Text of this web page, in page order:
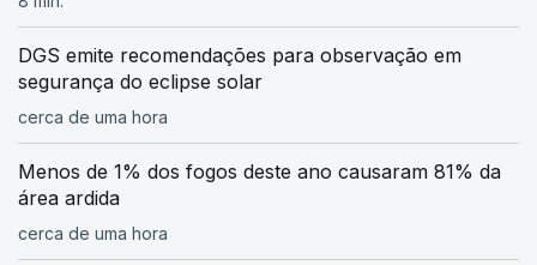
DGS emite recomendações para observação em
segurança do eclipse solar
cerca de uma hora
Menos de 1% dos fogos deste ano causaram 81% da
área ardida
cerca de uma hora